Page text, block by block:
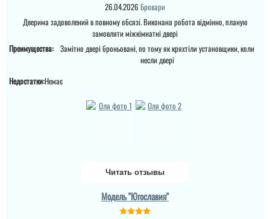
26.04.2026 Бровари
Дверима задоволений в повному обсязі. Виконана робота відмінно, планую
замовляти міжкімнатні двері
Преимущества: Замітно двері броньовані, по тому як кряхтіли установщики, коли
несли двері
Недостатки:Немає
Читать отзывы
Модель "Югославия"